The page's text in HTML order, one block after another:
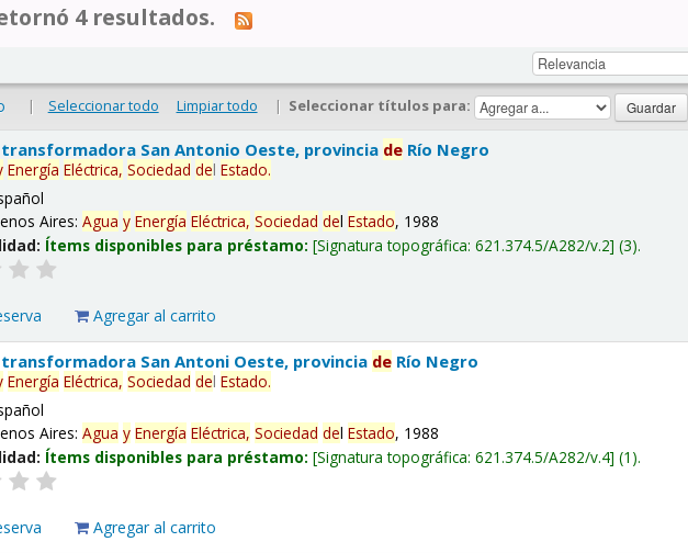
4 resultados.
| Seleccionar todo Limpiar todo | Seleccionar títulos para:
San Antonio Oeste, provincia de Río Negro
Energía Eléctrica, Sociedad delEstado.
Aires:Agua y Energía Eléctrica, Sociedad delEstado, 1988
Ítems disponibles para préstamo: Signatura topográfica:621.374.5/A282/v.2 (3).
Agregar al carrito
San Antoni Oeste, provincia de Río Negro
Energía Eléctrica, Sociedad delEstado.
Aires:Agua y Energía Eléctrica, Sociedad delEstado, 1988
Ítems disponibles para préstamo: Signatura topográfica:621.374.5/A282/v.4 (1).
Agregar al carrito